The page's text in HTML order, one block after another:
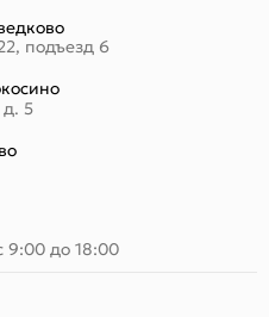
подъезд 6
д. 5
9:00 до 18:00